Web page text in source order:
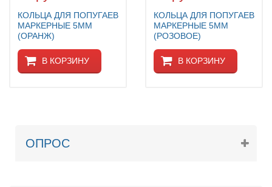
КОЛЬЦА ДЛЯ ПОПУГАЕВ
МАРКЕРНЫЕ 5ММ
(ОРАНЖ)
В КОРЗИНУ
КОЛЬЦА ДЛЯ ПОПУГАЕВ
МАРКЕРНЫЕ 5ММ
(РОЗОВОЕ)
В КОРЗИНУ
ОПРОС